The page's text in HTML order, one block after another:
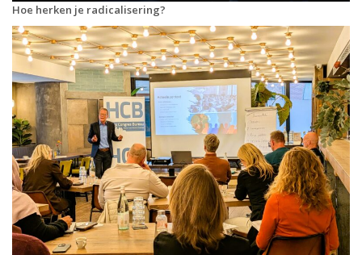
Hoe herken je radicalisering?